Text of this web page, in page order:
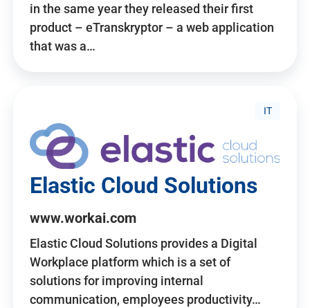
in the same year they released their first
product – eTranskryptor – a web application
that was a…
IT
Elastic Cloud Solutions
www.workai.com
Elastic Cloud Solutions provides a Digital
Workplace platform which is a set of
solutions for improving internal
communication, employees productivity…